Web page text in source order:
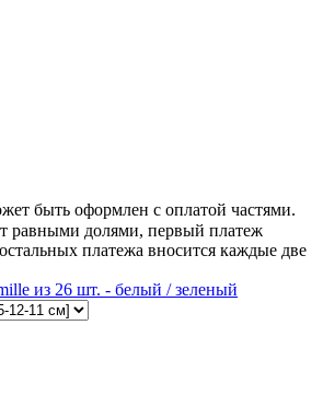
быть оформлен с оплатой частями.
равными долями, первый платеж
платежа вносится каждые две
из 26 шт. - белый / зеленый